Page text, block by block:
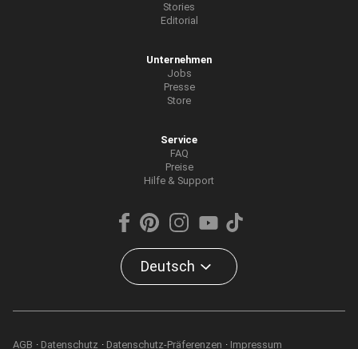
Stories
Editorial
Unternehmen
Jobs
Presse
Store
Service
FAQ
Preise
Hilfe & Support
Deutsch
AGB Datenschutz Datenschutz-Präferenzen Impressum